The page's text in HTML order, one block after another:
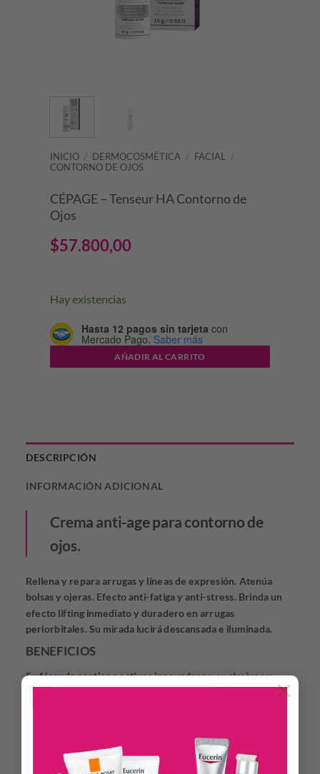
×
INICIO / DERMOCOSMÉTICA / FACIAL /
CONTORNO DE OJOS
CÉPAGE – Tenseur HA Contorno de
Ojos
$57.800,00
Hay existencias
Hasta 12 pagos sin tarjeta con
Mercado Pago. Saber más
AÑADIR AL CARRITO
DESCRIPCIÓN
INFORMACIÓN ADICIONAL
Crema anti-age para contorno de
ojos.
Rellena y repara arrugas y líneas de expresión. Atenúa
bolsas y ojeras. Efecto anti-fatiga y anti-stress. Brinda un
efecto lifting inmediato y duradero en arrugas
periorbitales. Su mirada lucirá descansada e iluminada.
BENEFICIOS
Su fórmula contiene activos innovadores, exclusivos y
sinérgicos:
Hyadisine® 1%, activo biotecnológico “Hyaluronic like”
que brinda un efecto de relleno inmediato.